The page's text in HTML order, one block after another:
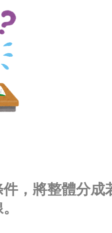
，將整體分